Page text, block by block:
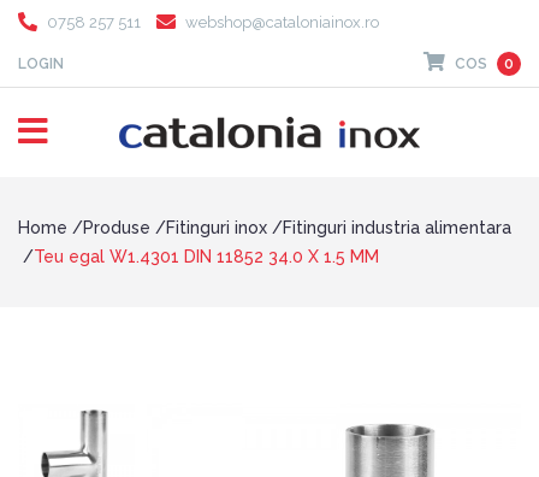
0758 257 511 webshop@cataloniainox.ro
LOGIN COS 0
Home Produse Fitinguri inox
Fitinguri industria alimentara
Teu egal W1.4301 DIN 11852 34.0 X 1.5 MM